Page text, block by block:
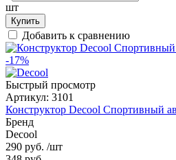
шт
Купить
Добавить к сравнению
-17%
Быстрый просмотр
Артикул: 3101
Конструктор Decool Спортивный
Бренд
Decool
290 руб. /шт